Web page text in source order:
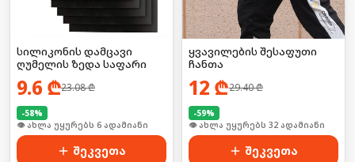
სილიკონის დამცავი
ღუმელის ზედა საფარი
9.6 ₾23.08₾
-58%
🛒 ბოლო 24სთ-ში იყიდა 53-მა
შეკვეთა
ყვავილების შესაფუთი
ჩანთა
12 ₾29.40₾
-59%
🛒 ბოლო 24სთ-ში იყიდა 43-მა
შეკვეთა